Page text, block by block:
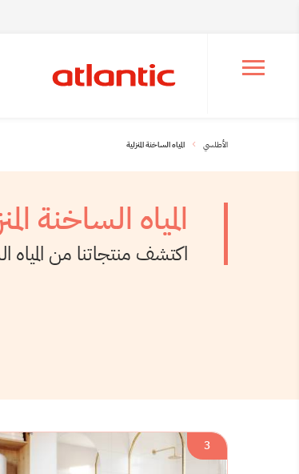
Ouvrir le menu de navigation
الأطلسي المياه الساخنة المنزلية
المياه الساخنة
اكتشف منتجاتنا من المياه
3